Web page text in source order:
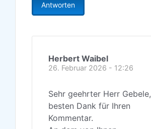
Antworten
Herbert Waibel
26. Februar 2026 - 12:26
Sehr geehrter Herr Gebele,
besten Dank für Ihren
Kommentar.